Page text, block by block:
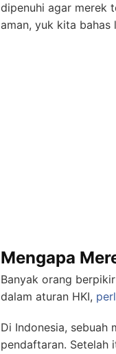
dipenuhi agar merek
aman, yuk kita bahas
Mengapa
Banyak orang
dalam aturan HKI,
Di Indonesia, sebuah
pendaftaran. Setelah